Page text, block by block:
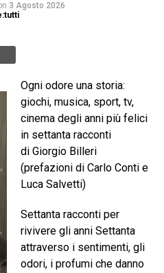
3 Agosto 2026
Ogni odore una storia:
giochi, musica, sport, tv,
cinema degli anni più felici
in settanta racconti
di Giorgio Billeri
(prefazioni di Carlo Conti e
Luca Salvetti)
Settanta racconti per
rivivere gli anni Settanta
attraverso i sentimenti, gli
odori, i profumi che danno